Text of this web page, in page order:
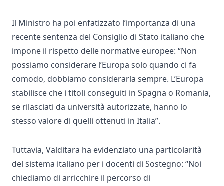
Il Ministro ha poi enfatizzato l’importanza di una
recente sentenza del Consiglio di Stato italiano che
impone il rispetto delle normative europee: “Non
possiamo considerare l’Europa solo quando ci fa
comodo, dobbiamo considerarla sempre. L’Europa
stabilisce che i titoli conseguiti in Spagna o Romania,
se rilasciati da università autorizzate, hanno lo
stesso valore di quelli ottenuti in Italia”.
Tuttavia, Valditara ha evidenziato una particolarità
del sistema italiano per i docenti di Sostegno: “Noi
chiediamo di arricchire il percorso di